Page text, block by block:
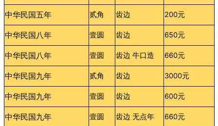
中华民国五年 贰角 齿边 200元
中华民国八年 壹圆 齿边 650元
中华民国八年 壹圆 齿边 牛口造 660元
中华民国九年 贰角 齿边 3000元
中华民国九年 壹圆 齿边 600元
中华民国九年 壹圆 齿边 无点年 660元